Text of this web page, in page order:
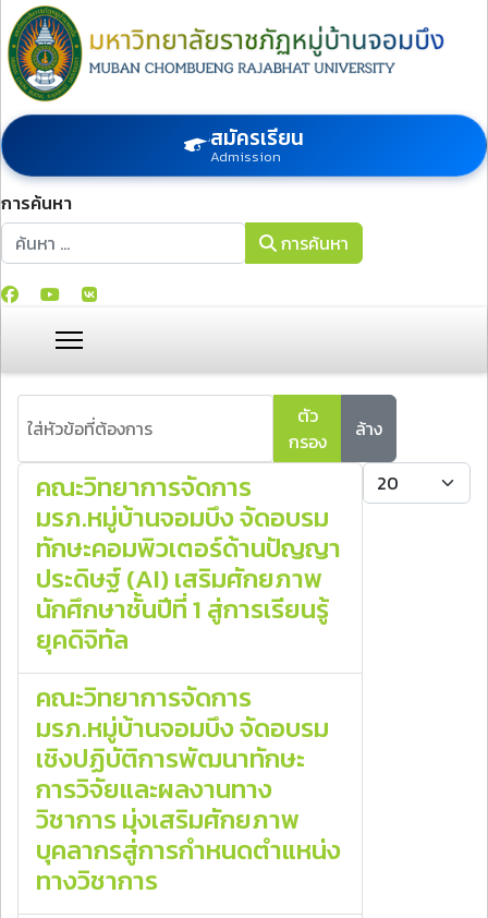
สมัครเรียน
Admission
การค้นหา
การค้นหา
การค้นหา
ตัว
กรอง
ล้าง
แสดง #
คณะวิทยาการจัดการ
มรภ.หมู่บ้านจอมบึง จัดอบรม
ทักษะคอมพิวเตอร์ด้านปัญญา
ประดิษฐ์ (AI) เสริมศักยภาพ
นักศึกษาชั้นปีที่ 1 สู่การเรียนรู้
ยุคดิจิทัล
คณะวิทยาการจัดการ
มรภ.หมู่บ้านจอมบึง จัดอบรม
เชิงปฏิบัติการพัฒนาทักษะ
การวิจัยและผลงานทาง
วิชาการ มุ่งเสริมศักยภาพ
บุคลากรสู่การกำหนดตำแหน่ง
ทางวิชาการ